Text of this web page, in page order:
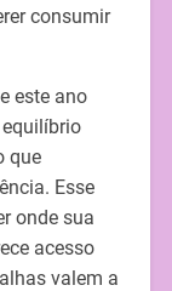
consumir
este ano
que
Esse
onde sua
acesso
valem a